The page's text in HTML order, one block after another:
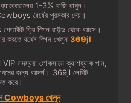
1-3% বাজি রাখুন।
ধৈর্যের পুরস্কার দেয়।
ফ্রি স্পিন রাউন্ড থেকে আসে।
করতে যথেষ্ট স্পিন খেলুন 369jl
সদস্যরা লোকসানে ক্যাশব্যাক পান,
জন্য আদর্শ। 369jl লেগিট
করে।
Cowboys খেলুন